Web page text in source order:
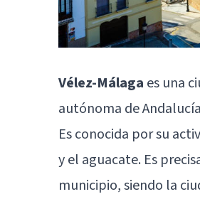
Vélez-Málaga es una
autónoma de
Es conocida por su
y el aguacate. Es
municipio, siendo la